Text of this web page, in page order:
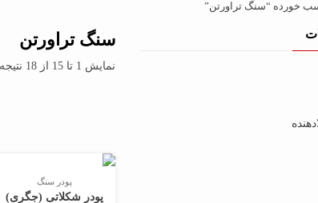
خورده “سنگ تراورتن”
سنگ تراورتن
نمایش 1 تا 15 از 18 نتیجه
پودر سنگ
پودر شکلاتی (جگری)